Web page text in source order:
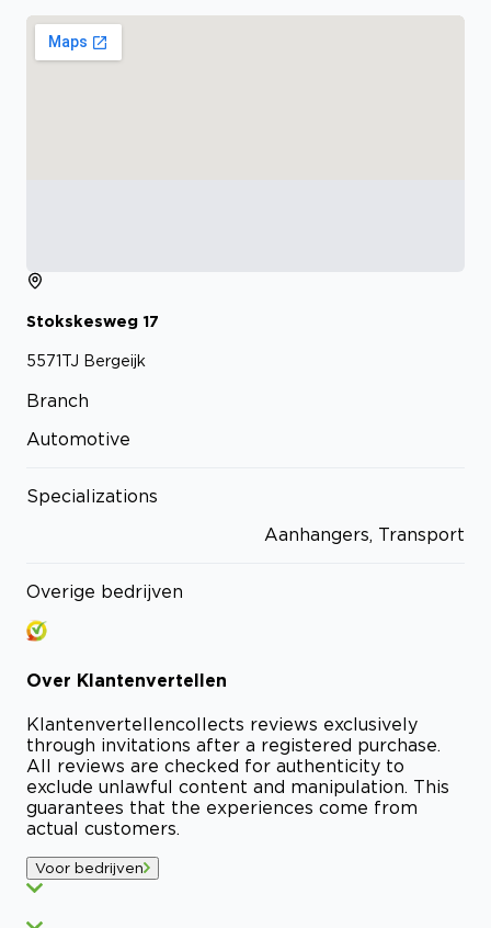
Stokskesweg 17
5571TJ Bergeijk
Branch
Automotive
Specializations
Aanhangers, Transport
Overige bedrijven
Over Klantenvertellen
Klantenvertellencollects reviews exclusively
through invitations after a registered purchase.
All reviews are checked for authenticity to
exclude unlawful content and manipulation. This
guarantees that the experiences come from
actual customers.
Voor bedrijven